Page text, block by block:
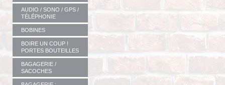
AUDIO / SONO / GPS /
TÉLÉPHONIE
BOBINES
BOIRE UN COUP !
PORTES BOUTEILLES
BAGAGERIE /
SACOCHES